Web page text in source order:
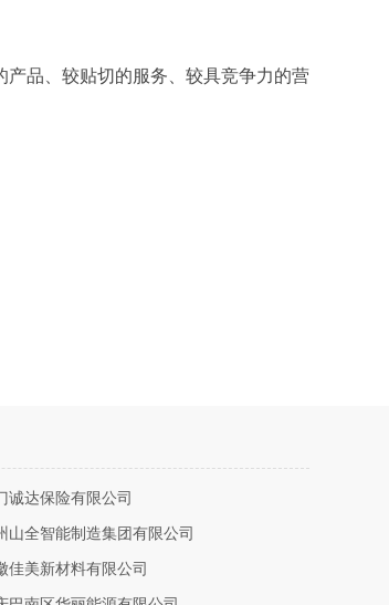
品、较贴切的服务、较具竞争力的营
诚达保险有限公司
山全智能制造集团有限公司
佳美新材料有限公司